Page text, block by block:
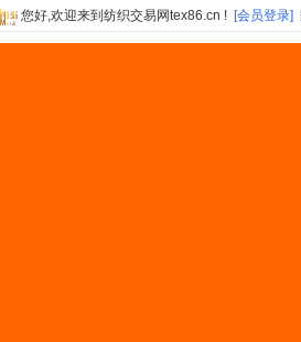
您好,欢迎来到纺织交易网tex86.cn ! [会员登录]